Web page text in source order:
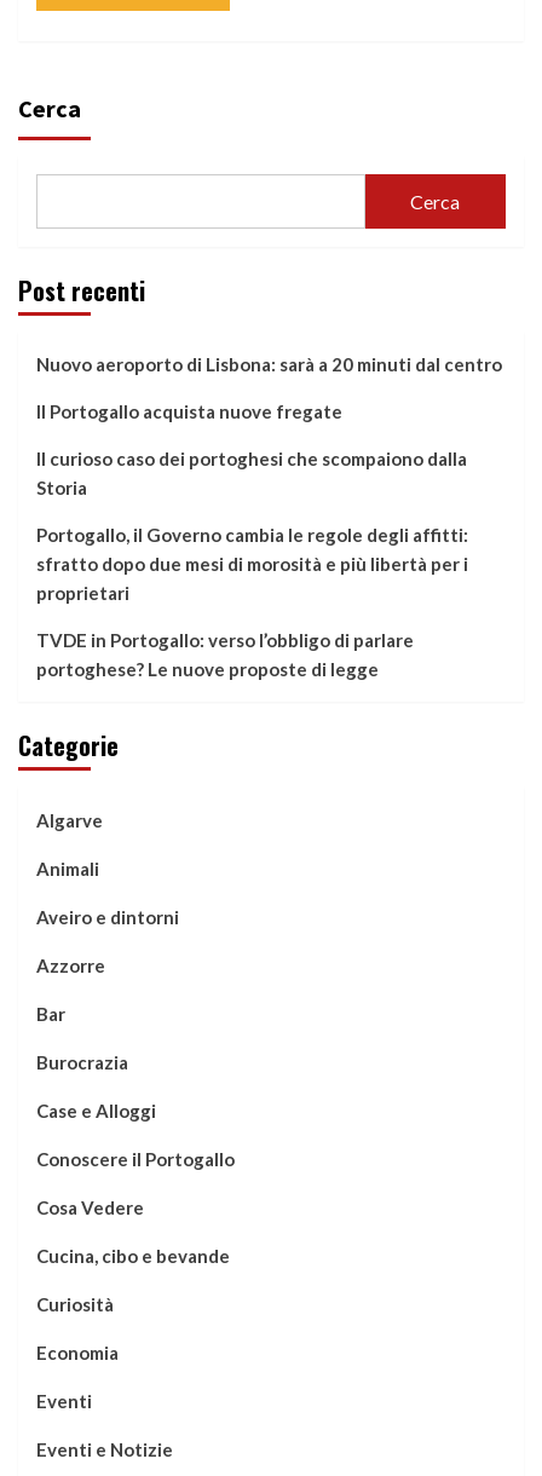
Cerca
Cerca
Post recenti
Nuovo aeroporto di Lisbona: sarà a 20 minuti dal centro
Il Portogallo acquista nuove fregate
Il curioso caso dei portoghesi che scompaiono dalla
Storia
Portogallo, il Governo cambia le regole degli affitti:
sfratto dopo due mesi di morosità e più libertà per i
proprietari
TVDE in Portogallo: verso l’obbligo di parlare
portoghese? Le nuove proposte di legge
Categorie
Algarve
Animali
Aveiro e dintorni
Azzorre
Bar
Burocrazia
Case e Alloggi
Conoscere il Portogallo
Cosa Vedere
Cucina, cibo e bevande
Curiosità
Economia
Eventi
Eventi e Notizie